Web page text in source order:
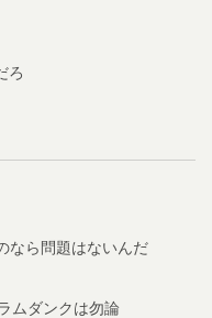
ろ
なら問題はないんだ
ムダンクは勿論